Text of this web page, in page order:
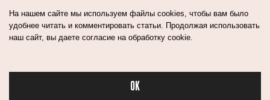
На нашем сайте мы используем файлы cookies, чтобы вам было
удобнее читать и комментировать статьи. Продолжая использовать
наш сайт, вы даете согласие на обработку cookie.
OK